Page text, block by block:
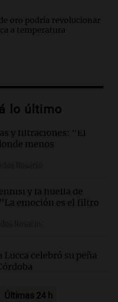
oro podría revolucionar
a temperatura
en
de local a Gimnasia de
el festejo por sus 108
Cementerio El Prado para
amenazan diques
comercio fluvial en
lo último
y filtraciones: "El
menos
y la huella de
emoción es el filtro
Lucca celebró su peña
Últimas 24 h